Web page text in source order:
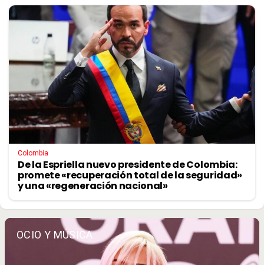
Colombia
De la Espriella nuevo presidente de Colombia:
promete «recuperación total de la seguridad»
y una «regeneración nacional»
OCIO Y MÚSICA